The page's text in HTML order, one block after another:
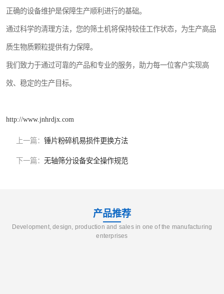
正确的设备维护是保障生产顺利进行的基础。
通过科学的清理方法，您的筛土机将保持较佳工作状态，为生产高品
质生物质颗粒提供有力保障。
我们致力于通过可靠的产品和专业的服务，助力每一位客户实现高
效、稳定的生产目标。
http://www.jnhrdjx.com
上一篇： 锤片粉碎机易损件更换方法
下一篇： 无轴筛分设备安全操作规范
产品推荐
Development, design, production and sales in one of the manufacturing
enterprises